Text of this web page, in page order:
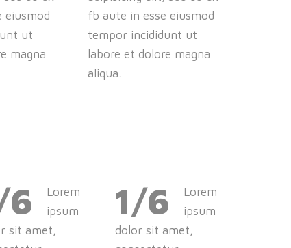
eiusmod
ut
magna
fb aute in esse eiusmod
tempor incididunt ut
labore et dolore magna
aliqua.
6
Lorem
ipsum
sit amet,
1/6
Lorem
ipsum
dolor sit amet,